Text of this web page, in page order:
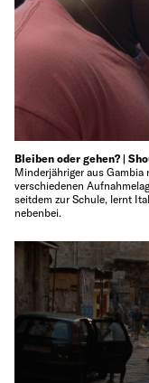
Bleiben oder gehen? |
Minderjähriger aus Gambia
verschiedenen
seitdem zur Schule, lernt
nebenbei.